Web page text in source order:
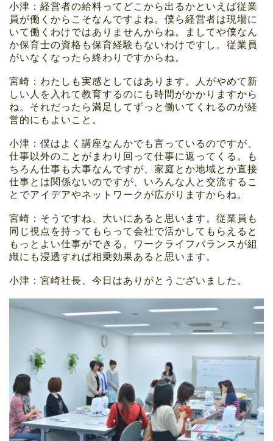
小津：経営者の給料ってどこから出るかといえば従業
員が働くからこそなんですよね。僕ら経営者は現場に
いて働くわけではありませんからね。ましてや僕なん
か保育士の資格も保育経験もないわけですし。従業員
がいなくなったら終わりですからね。
宮崎：わたしも実感としてはあります。人がやめて新
しい人を入れて教育するのにも時間がかかりますから
ね。それだったら満足してずっと働いてくれるのが経
営的にもよいこと。
小津：僕はよく講座なんかでも言っているのですが、
仕事以外のことがまわり回って仕事に返ってくる。も
ちろん仕事も大事なんですが、家庭とか地域とか直接
仕事とは関係ないのですが、いろんな人と交流するこ
とでアイデアやネットワークが広がりますからね。
宮崎：そうですね、大いにあると思います。従業員も
同じ視点を持ってもらって会社で活かしてもらえると
もっとよい仕事ができる。ワークライフバランスが組
織にも浸透すれば相乗効果あると思います。
小津：宮崎社長、今日はありがとうございました。